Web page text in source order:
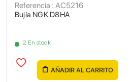
Bujía NGK D8HA
Referencia : AC5216
2 En stock
AÑADIR AL CARRITO